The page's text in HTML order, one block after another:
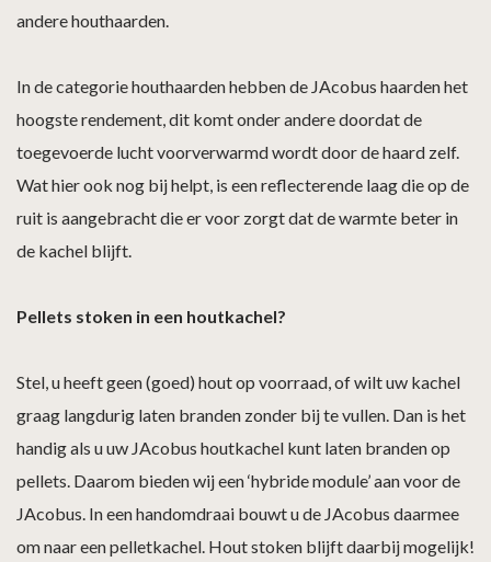
andere houthaarden.
In de categorie houthaarden hebben de JAcobus haarden het
hoogste rendement, dit komt onder andere doordat de
toegevoerde lucht voorverwarmd wordt door de haard zelf.
Wat hier ook nog bij helpt, is een reflecterende laag die op de
ruit is aangebracht die er voor zorgt dat de warmte beter in
de kachel blijft.
Pellets stoken in een houtkachel?
Stel, u heeft geen (goed) hout op voorraad, of wilt uw kachel
graag langdurig laten branden zonder bij te vullen. Dan is het
handig als u uw JAcobus houtkachel kunt laten branden op
pellets. Daarom bieden wij een ‘hybride module’ aan voor de
JAcobus. In een handomdraai bouwt u de JAcobus daarmee
om naar een pelletkachel. Hout stoken blijft daarbij mogelijk!